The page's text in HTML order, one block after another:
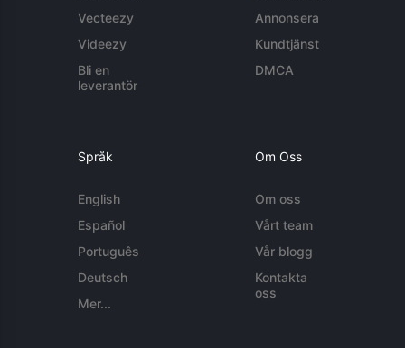
Vecteezy
Videezy
Bli en
leverantör
Annonsera
Kundtjänst
DMCA
Språk
English
Español
Português
Deutsch
Mer...
Om Oss
Om oss
Vårt team
Vår blogg
Kontakta
oss